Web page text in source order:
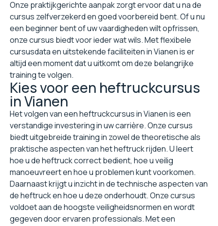
Onze praktijkgerichte aanpak zorgt ervoor dat u na de
cursus zelfverzekerd en goed voorbereid bent. Of u nu
een beginner bent of uw vaardigheden wilt opfrissen,
onze cursus biedt voor ieder wat wils. Met flexibele
cursusdata en uitstekende faciliteiten in Vianen is er
altijd een moment dat u uitkomt om deze belangrijke
training te volgen.
Kies voor een heftruckcursus
in Vianen
Het volgen van een heftruckcursus in Vianen is een
verstandige investering in uw carrière. Onze cursus
biedt uitgebreide training in zowel de theoretische als
praktische aspecten van het heftruck rijden. U leert
hoe u de heftruck correct bedient, hoe u veilig
manoeuvreert en hoe u problemen kunt voorkomen.
Daarnaast krijgt u inzicht in de technische aspecten van
de heftruck en hoe u deze onderhoudt. Onze cursus
voldoet aan de hoogste veiligheidsnormen en wordt
gegeven door ervaren professionals. Met een